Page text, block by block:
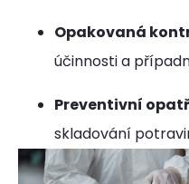
Opakovaná
účinnosti a
Preventivní
skladování